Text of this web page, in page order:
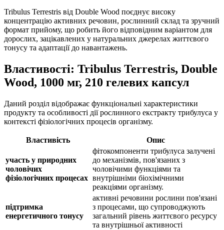
Tribulus Terrestris від Double Wood поєднує високу
концентрацію активних речовин, рослинний склад та зручний
формат прийому, що робить його відповідним варіантом для
дорослих, зацікавлених у натуральних джерелах життєвого
тонусу та адаптації до навантажень.
Властивості: Tribulus Terrestris, Double
Wood, 1000 мг, 210 гелевих капсул
Даний розділ відображає функціональні характеристики
продукту та особливості дії рослинного екстракту трибулуса у
контексті фізіологічних процесів організму.
Властивість Опис
участь у природних
чоловічих
фізіологічних процесах
фітокомпоненти трибулуса залучені
до механізмів, пов'язаних з
чоловічими функціями та
внутрішніми біохімічними
реакціями організму.
підтримка
енергетичного тонусу
активні речовини рослини пов'язані
з процесами, що супроводжують
загальний рівень життєвого ресурсу
та внутрішньої активності